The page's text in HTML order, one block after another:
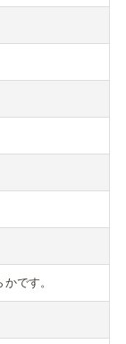
です。